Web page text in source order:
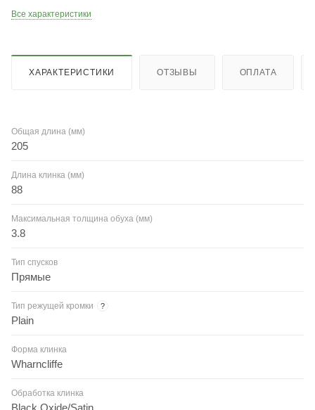
Все характеристики
ХАРАКТЕРИСТИКИ ОТЗЫВЫ ОПЛАТА
Общая длина (мм)
205
Длина клинка (мм)
88
Максимальная толщина обуха (мм)
3.8
Тип спусков
Прямые
Тип режущей кромки ?
Plain
Форма клинка
Wharncliffe
Обработка клинка
Black Oxide/Satin